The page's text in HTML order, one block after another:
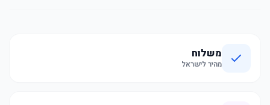
משלוח
מהיר לישראל